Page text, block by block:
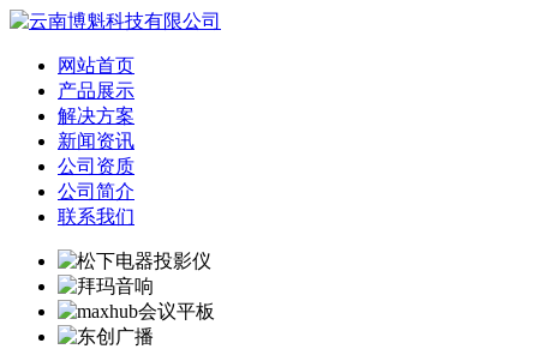
网站首页
产品展示
解决方案
新闻资讯
公司资质
公司简介
联系我们